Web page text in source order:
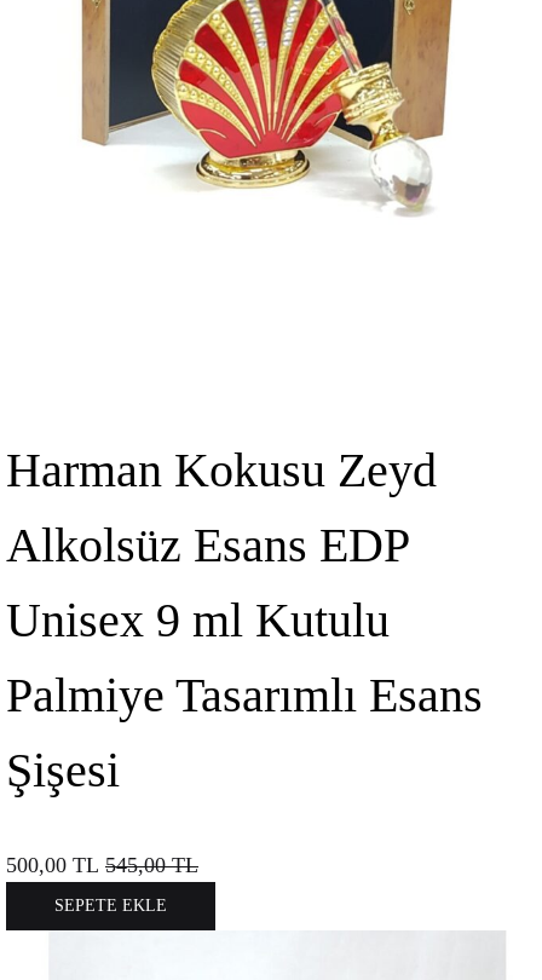
Harman Kokusu Zeyd
Alkolsüz Esans EDP
Unisex 9 ml Kutulu
Palmiye Tasarımlı Esans
Şişesi
500,00 TL 545,00TL
SEPETE EKLE